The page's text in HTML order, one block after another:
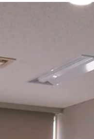
しい暮らしと、今の暮